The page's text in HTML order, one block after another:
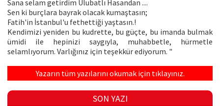
Sana selam getirdim Ulubatlı Hasandan ....
Sen ki burçlara bayrak olacak kumaştasın;
Fatih'in İstanbul'u fethettiği yaştasın.!
Kendimizi yeniden bu kudrette, bu güçte, bu imanda bulmak
ümidi ile hepinizi saygıyla, muhabbetle, hürmetle
selamlıyorum. Varlığınız için teşekkür ediyorum. "
Yazarın tüm yazılarını okumak için tıklayınız.
SON YAZI